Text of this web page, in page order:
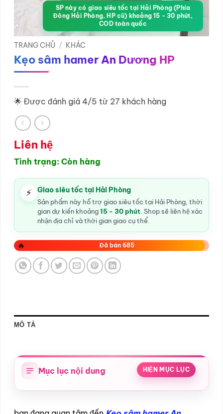
SP này có giao siêu tốc tại Hải Phòng (Phía
Đông Hải Phòng, HP cũ) khoảng 15 - 30 phút,
COD toàn quốc
TRANG CHỦ / KHÁC
Kẹo sâm hamer An Dương HP
🌟 Được đánh giá 4/5 từ 27 khách hàng
Liên hệ
Tình trạng: Còn hàng
⚡ Giao siêu tốc tại Hải Phòng
Sản phẩm này hỗ trợ giao siêu tốc tại Hải Phòng, thời
gian dự kiến khoảng15 - 30 phút. Shop sẽ liên hệ xác
nhận địa chỉ và thời gian giao cụ thể.
🔥 Đã bán 685
MÔ TẢ
Mục lục nội dung HIỆN MỤC LỤC